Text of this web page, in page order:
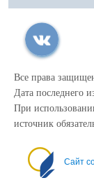
Все права
Дата последнего
При
источник
Сайт